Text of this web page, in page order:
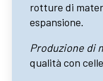
rotture di
espansione.
Produzione di
qualità con